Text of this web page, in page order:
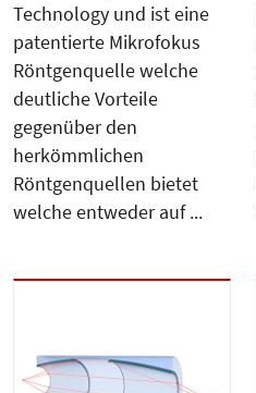
Technology und ist eine
patentierte Mikrofokus
Röntgenquelle welche
deutliche Vorteile
gegenüber den
herkömmlichen
Röntgenquellen bietet
welche entweder auf ...